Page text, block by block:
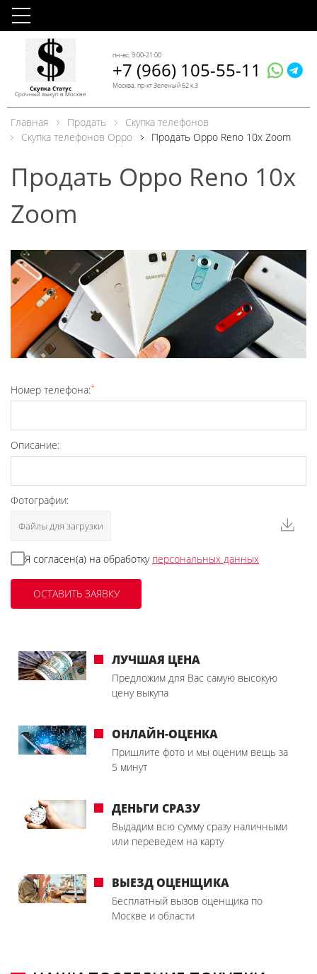
Скупка Статус
Срочный выкуп в Москве
пн-вс, 9:00-21:00
+7 (966) 105-55-11
Москва, пр-кт Зеленый 62 к.3
Главная Продать
Скупка телефонов
Скупка телефонов Oppo
Продать Oppo Reno 10x Zoom
Продать Oppo Reno 10x
Zoom
Номер телефона:*
Описание:
Фотографии:
Файлы для загрузки
Я согласен(а) на обработку персональных данных
ЛУЧШАЯ ЦЕНА
Предложим для Вас самую высокую
цену выкупа
ОНЛАЙН-ОЦЕНКА
Пришлите фото и мы оценим вещь за
5 минут
ДЕНЬГИ СРАЗУ
Выдадим всю сумму сразу наличными
или переведем на карту
ВЫЕЗД ОЦЕНЩИКА
Бесплатный вызов оценщика по
Москве и области